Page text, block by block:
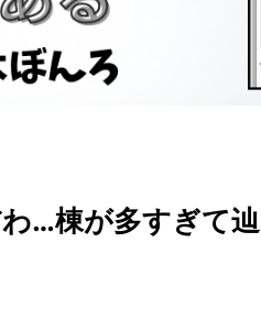
わ…棟が多すぎて